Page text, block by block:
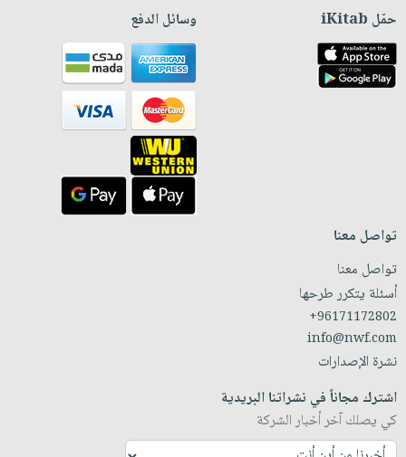
حمّل iKitab وسائل الدفع
تواصل معنا
تواصل معنا
أسئلة يتكرر طرحها
+96171172802
info@nwf.com
نشرة الإصدارات
اشترك مجاناً في نشراتنا البريدية
كي يصلك آخر أخبار الشركة